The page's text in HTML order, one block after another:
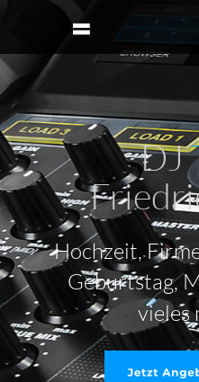
DJ
Hochzeit,
Geburtstag,
vieles